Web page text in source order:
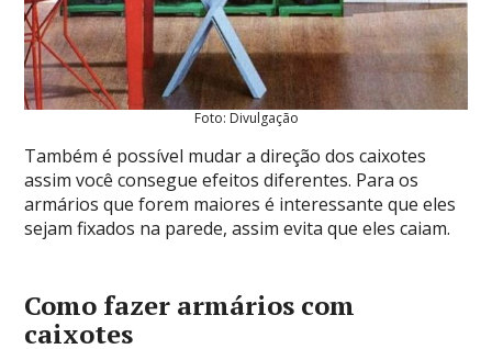
Foto: Divulgação
Também é possível mudar a direção dos caixotes
assim você consegue efeitos diferentes. Para os
armários que forem maiores é interessante que eles
sejam fixados na parede, assim evita que eles caiam.
Como fazer armários com
caixotes